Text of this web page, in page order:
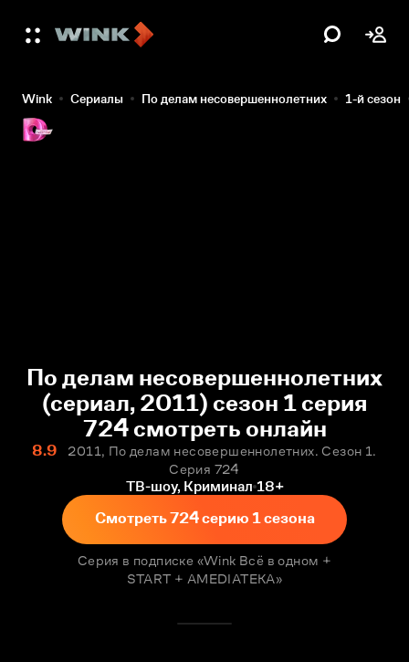
Wink Сериалы По делам несовершеннолетних 1-й сезон
По делам несовершеннолетних
(сериал, 2011) сезон 1 серия
724 смотреть онлайн
8.9
2011, По делам несовершеннолетних. Сезон 1.
Серия 724
ТВ-шоу, Криминал 18+
Смотреть 724 серию 1 сезона
Серия в подписке «Wink Всё в одном +
START + AMEDIATEKA»